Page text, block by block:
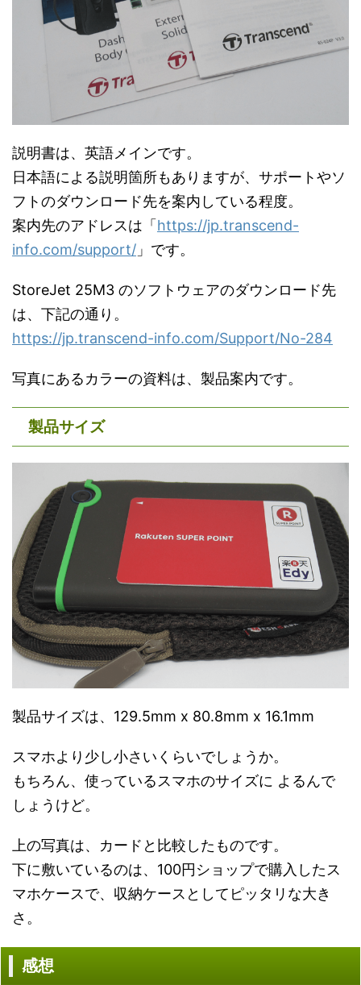
説明書は、英語メインです。
日本語による説明箇所もありますが、サポートやソ
フトのダウンロード先を案内している程度。
案内先のアドレスは「 https://jp.transcend-
info.com/support/ 」です。
StoreJet 25M3 のソフトウェアのダウンロード先
は、下記の通り。
https://jp.transcend-info.com/Support/No-284
写真にあるカラーの資料は、製品案内です。
製品サイズ
製品サイズは、129.5mm x 80.8mm x 16.1mm
スマホより少し小さいくらいでしょうか。
もちろん、使っているスマホのサイズに よるんで
しょうけど。
上の写真は、カードと比較したものです。
下に敷いているのは、100円ショップで購入したス
マホケースで、収納ケースとしてピッタリな大き
さ。
感想